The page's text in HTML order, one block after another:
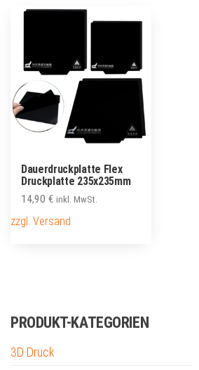
Dauerdruckplatte Flex
Druckplatte 235x235mm
14,90 € inkl. MwSt.
zzgl. Versand
PRODUKT-KATEGORIEN
3D Druck